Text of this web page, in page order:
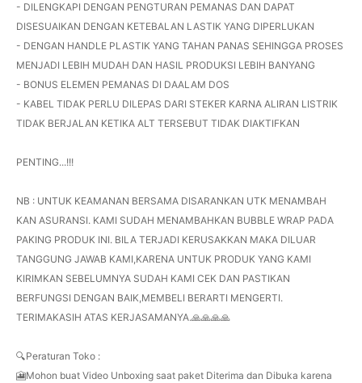
- DILENGKAPI DENGAN PENGTURAN PEMANAS DAN DAPAT
DISESUAIKAN DENGAN KETEBALAN LASTIK YANG DIPERLUKAN
- DENGAN HANDLE PLASTIK YANG TAHAN PANAS SEHINGGA PROSES
MENJADI LEBIH MUDAH DAN HASIL PRODUKSI LEBIH BANYANG
- BONUS ELEMEN PEMANAS DI DAALAM DOS
- KABEL TIDAK PERLU DILEPAS DARI STEKER KARNA ALIRAN LISTRIK
TIDAK BERJALAN KETIKA ALT TERSEBUT TIDAK DIAKTIFKAN
PENTING...!!!
NB : UNTUK KEAMANAN BERSAMA DISARANKAN UTK MENAMBAH
KAN ASURANSI. KAMI SUDAH MENAMBAHKAN BUBBLE WRAP PADA
PAKING PRODUK INI. BILA TERJADI KERUSAKKAN MAKA DILUAR
TANGGUNG JAWAB KAMI,KARENA UNTUK PRODUK YANG KAMI
KIRIMKAN SEBELUMNYA SUDAH KAMI CEK DAN PASTIKAN
BERFUNGSI DENGAN BAIK,MEMBELI BERARTI MENGERTI.
TERIMAKASIH ATAS KERJASAMANYA.🙏🙏🙏🙏
🔍Peraturan Toko :
🎦Mohon buat Video Unboxing saat paket Diterima dan Dibuka karena